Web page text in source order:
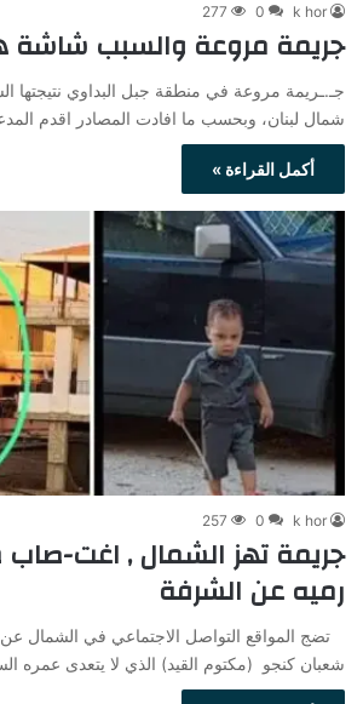
k hor
0
277
جريمة مروعة والسبب شاشة
جـ.ـريمة مروعة في منطقة جبل البداوي نتيجتها
شمال لبنان، وبحسب ما افادت المصادر اقدم
أكمل القراءة »
k hor
0
257
جريمة تهز الشمال , اغت-
رميه عن الشرفة
تضج المواقع التواصل الاجتماعي في الشمال
شعبان كنجو (مكتوم القيد) الذي لا يتعدى عمره